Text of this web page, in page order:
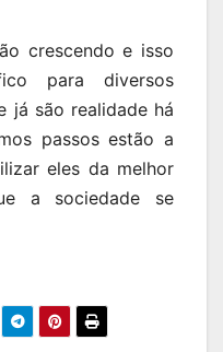
crescendo e isso
para diversos
já são realidade há
passos estão a
eles da melhor
a sociedade se